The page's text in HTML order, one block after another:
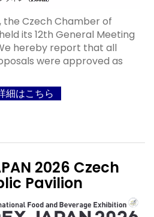
the Czech Chamber of
its 12th General Meeting
hereby report that all
were approved as
細はこちら
2026 Czech
Pavilion